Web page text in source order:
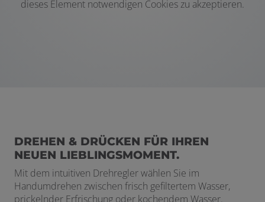
dieses Element notwendigen Cookies zu akzeptieren.
DREHEN & DRÜCKEN FÜR IHREN
NEUEN LIEBLINGSMOMENT.
Mit dem intuitiven Drehregler wählen Sie im
Handumdrehen zwischen frisch gefiltertem Wasser,
prickelnder Erfrischung oder kochendem Wasser.